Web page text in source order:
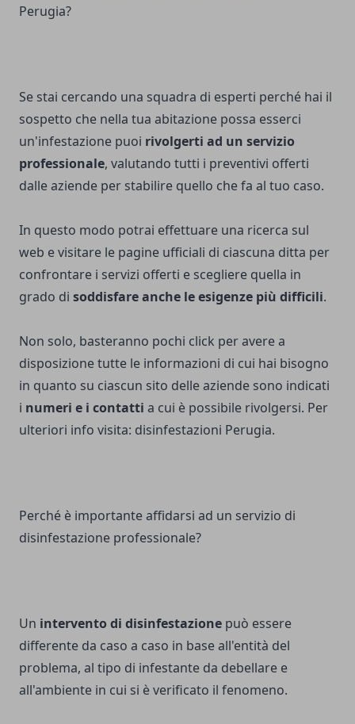
Perugia?
Se stai cercando una squadra di esperti perché hai il
sospetto che nella tua abitazione possa esserci
un'infestazione puoi rivolgerti ad un servizio
professionale, valutando tutti i preventivi offerti
dalle aziende per stabilire quello che fa al tuo caso.
In questo modo potrai effettuare una ricerca sul
web e visitare le pagine ufficiali di ciascuna ditta per
confrontare i servizi offerti e scegliere quella in
grado di soddisfare anche le esigenze più difficili.
Non solo, basteranno pochi click per avere a
disposizione tutte le informazioni di cui hai bisogno
in quanto su ciascun sito delle aziende sono indicati
i numeri e i contatti a cui è possibile rivolgersi. Per
ulteriori info visita: disinfestazioni Perugia.
Perché è importante affidarsi ad un servizio di
disinfestazione professionale?
Un intervento di disinfestazione può essere
differente da caso a caso in base all'entità del
problema, al tipo di infestante da debellare e
all'ambiente in cui si è verificato il fenomeno.